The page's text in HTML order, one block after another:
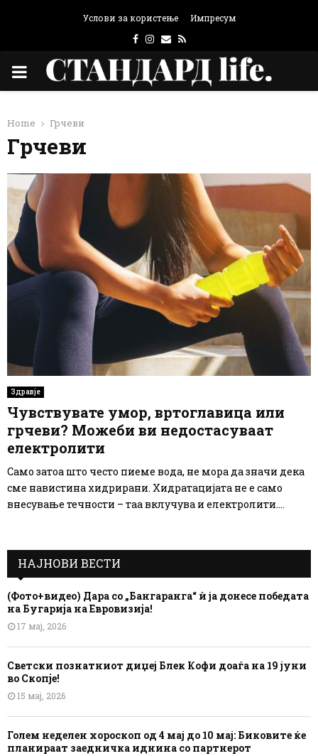
Услови за користење Импресум
Facebook
Instagram
Email
Rss
PRIMARY
Home Грчеви
Грчеви
Здравје
Чувствувате умор, вртоглавица или
грчеви? Можеби ви недостасуваат
електролити
Само затоа што често пиеме вода, не мора да значи дека
сме навистина хидрирани. Хидратацијата не е само
внесување течности – таа вклучува и електролити....
НАЈНОВИ ВЕСТИ
(Фото+видео) Дара со „Бангаранга“ ѝ ја донесе победата
на Бугарија на Евровизија!
17 мај, 2026
Светски познатниот диџеј Блек Кофи доаѓа на 19 јуни
во Скопје!
15 мај, 2026
Голем неделен хороскоп од 4 мај до 10 мај: Биковите ќе
планираат заедничка иднина со партнерот